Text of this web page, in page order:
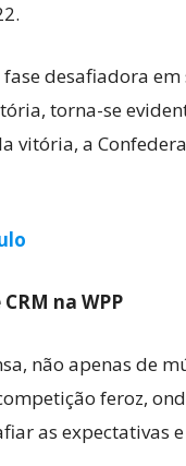
desafiadora
torna-se
a
na WPP
não apenas de
feroz,
as expectativas